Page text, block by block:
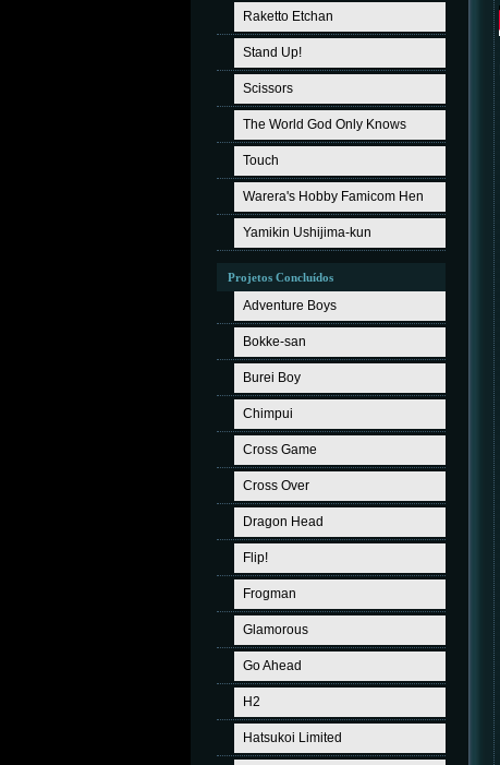
Raketto Etchan
Stand Up!
Scissors
The World God Only Knows
Touch
Warera's Hobby Famicom Hen
Yamikin Ushijima-kun
Projetos Concluídos
Adventure Boys
Bokke-san
Burei Boy
Chimpui
Cross Game
Cross Over
Dragon Head
Flip!
Frogman
Glamorous
Go Ahead
H2
Hatsukoi Limited